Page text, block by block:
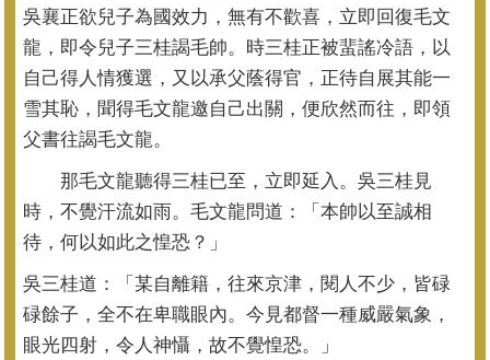
吳襄正欲兒子為國效力，無有不歡喜，立即回復毛文
龍， 即令兒子三桂謁毛帥。時三桂正被蜚謠冷語，以
自己得人情獲選， 又以承父蔭得官，正待自展其能一
雪其恥，聞得毛文龍邀自己出關， 便欣然而往，即領
父書往謁毛文龍。
那毛文龍聽得三桂已至，立即延入。吳三桂見
時，不覺汗流如雨。 毛文龍問道：「本帥以至誠相
待，何以如此之惶恐？」
吳三桂道：「某自離籍，往來京津，閱人不少，皆碌
碌餘子， 全不在卑職眼內。今見都督一種威嚴氣象，
眼光四射，令人神懾， 故不覺惶恐。」